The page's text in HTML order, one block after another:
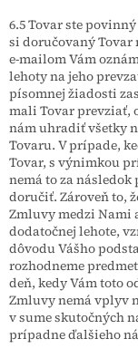
6.5 Tovar ste
si doručovaný Tovar
e-mailom Vám
lehoty na jeho
písomnej žiadosti
mali Tovar prevziať,
nám uhradiť všetky
Tovaru. V prípade,
Tovar, s výnimkou
nemá to za
doručiť. Zároveň to,
Zmluvy medzi Nami
dodatočnej lehote,
dôvodu Vášho
rozhodneme
deň, kedy Vám toto
Zmluvy nemá vplyv
v sume skutočných
prípadne ďalšieho